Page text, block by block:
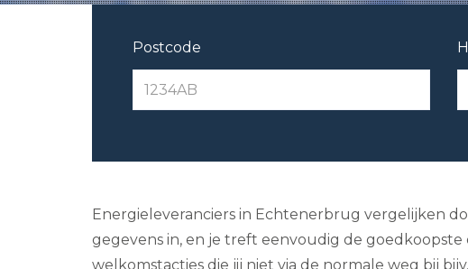
Postcode
Energieleveranciers in Echtenerbrug vergelijken
gegevens in, en je treft eenvoudig de
welkomstacties die jij niet via de normale weg bij